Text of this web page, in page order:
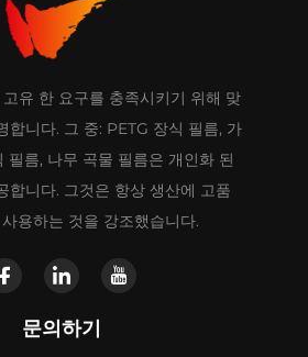
유 한 요구를 충족시키기 위해 맞
합니다. 그 중: PETG 장식 필름, 가
필름, 나무 곡물 필름은 개인화 된
합니다. 그것은 항상 생산에 고품
용하는 것을 강조했습니다.
문의하기